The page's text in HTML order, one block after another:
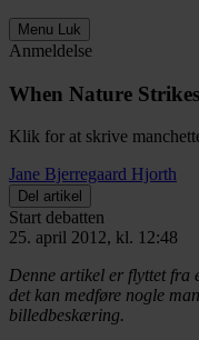
Menu Luk
Anmeldelse
When Nature
Klik for at skrive
Jane Bjerregaard Hjorth
Del artikel
Start debatten
25. april 2012, kl. 12:48
Denne artikel er flyttet fra
det kan medføre nogle
billedbeskæring.